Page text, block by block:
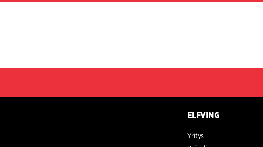
ELFVING
Yritys